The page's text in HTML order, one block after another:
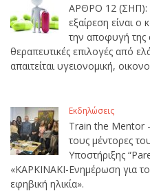
ΑΡΘΡΟ 12 (ΣΗΠ):
εξαίρεση είναι ο
την αποφυγή της
θεραπευτικές επιλογές από
απαιτείται υγειονομική,
Εκδηλώσεις
Train the Mentor
τους μέντορες
Υποστήριξης
«ΚΑΡΚΙΝΑΚΙ-Ενημέρωση για
εφηβική ηλικία».